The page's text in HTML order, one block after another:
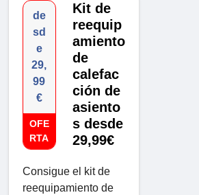
de
sd
e
29,
99
€
OFE
RTA
Kit de
reequip
amiento
de
calefac
ción de
asiento
s desde
29,99€
Consigue el kit de
reequipamiento de